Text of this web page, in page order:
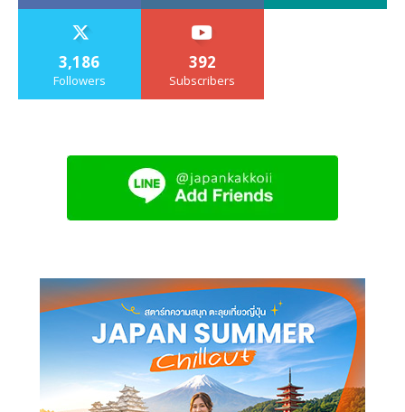
3,186
Followers
392
Subscribers